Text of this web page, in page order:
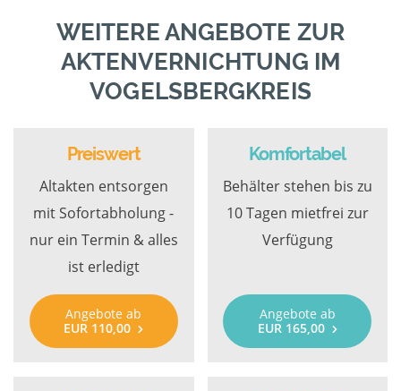
WEITERE ANGEBOTE ZUR
AKTENVERNICHTUNG IM
VOGELSBERGKREIS
Preiswert
Altakten entsorgen
mit Sofortabholung -
nur ein Termin & alles
ist erledigt
Angebote ab
EUR 110,00
Komfortabel
Behälter stehen bis zu
10 Tagen mietfrei zur
Verfügung
Angebote ab
EUR 165,00